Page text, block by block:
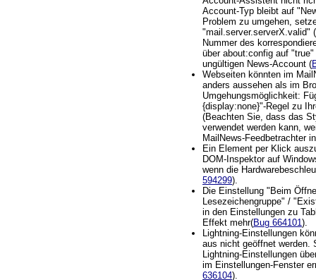
Account-Typ bleibt auf
Problem zu umgehen,
"mail.server.serverX.valid"
Nummer des
über about:config auf
ungültigen News-Account (
Webseiten könnten im
anders aussehen als im
Umgehungsmöglichkeit:
{display:none}"-Regel zu
(Beachten Sie, dass das
verwendet werden kann,
MailNews-Feedbetrachter
Ein Element per Klick
DOM-Inspektor auf
wenn die
594299).
Die Einstellung "Beim
Lesezeichengruppe" /
in den Einstellungen zu
Effekt mehr(Bug 664101 ).
Lightning-Einstellungen
aus nicht geöffnet werden.
Lightning-Einstellungen
im Einstellungen-Fenster
636104).